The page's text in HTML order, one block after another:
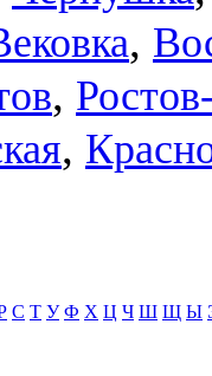
,
,
,
С Т У Ф Х Ц Ч Ш Щ Ы